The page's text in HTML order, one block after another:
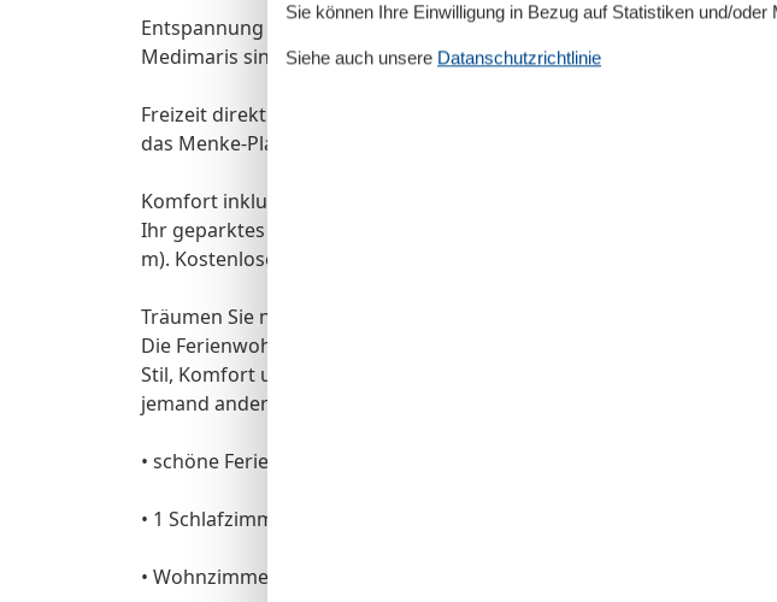
Entspannung pur: Die Fördelandtherme mit Saunabereich sowie
Medimaris sind nur 3 Minuten entfernt.
Freizeit direkt vor Ort: Erkunden Sie die Hanseatische Yachtschule,
das Menke-Planetarium.
Komfort inklusive: Ihr Wäschepaket und die Endreinigung sind
Ihr geparktes Auto parkt sicher und kostenlos in der geräumigen
m). Kostenloses WLAN ist ebenso vorhanden.
Träumen Sie nicht länger, buchen Sie jetzt!
Die Ferienwohnung Strandkieker vereint alles, was Sie für eine
Stil, Komfort und eine unschlagbare Lage. Sichern Sie sich Ihr Stück
jemand anderes tut!
• schöne Ferienwohnung mit Meerblick
• 1 Schlafzimmer mit Doppelbett (180 x 200)
• Wohnzimmer mit Esstisch
Sie können Ihre Einwilligung in Bezug auf Statistiken und/
Siehe auch unsere Datanschutzrichtlinie